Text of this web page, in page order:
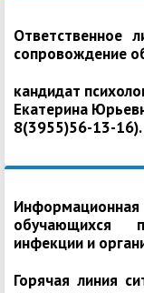
Ответственное
сопровождение
кандидат
Екатерина
8(3955)56-13-16).
обучающихся
инфекции и
Горячая линия